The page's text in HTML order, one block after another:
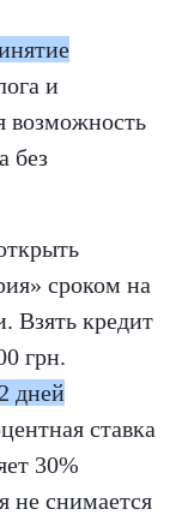
и
возможность
без
сроком на
Взять кредит
грн.
дней
ставка
30%
не снимается